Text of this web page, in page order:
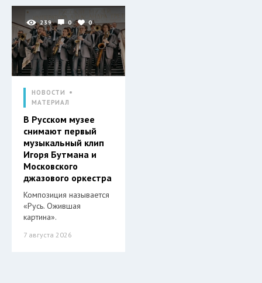
239 0 0
НОВОСТИ
МАТЕРИАЛ
В Русском музее
снимают первый
музыкальный клип
Игоря Бутмана и
Московского
джазового оркестра
Композиция называется
«Русь. Ожившая
картина».
7 августа 2026